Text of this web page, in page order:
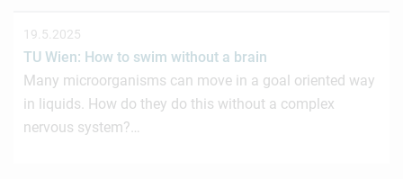
19.5.2025
TU Wien: How to swim without a brain
Many microorganisms can move in a goal oriented way
in liquids. How do they do this without a complex
nervous system?…